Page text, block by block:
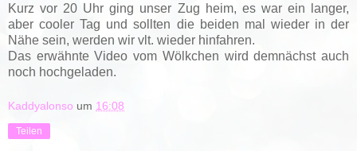
Kurz vor 20 Uhr ging unser Zug heim, es war ein langer,
aber cooler Tag und sollten die beiden mal wieder in der
Nähe sein, werden wir vlt. wieder hinfahren.
Das erwähnte Video vom Wölkchen wird demnächst auch
noch hochgeladen.
Kaddyalonso um 16:08
Teilen